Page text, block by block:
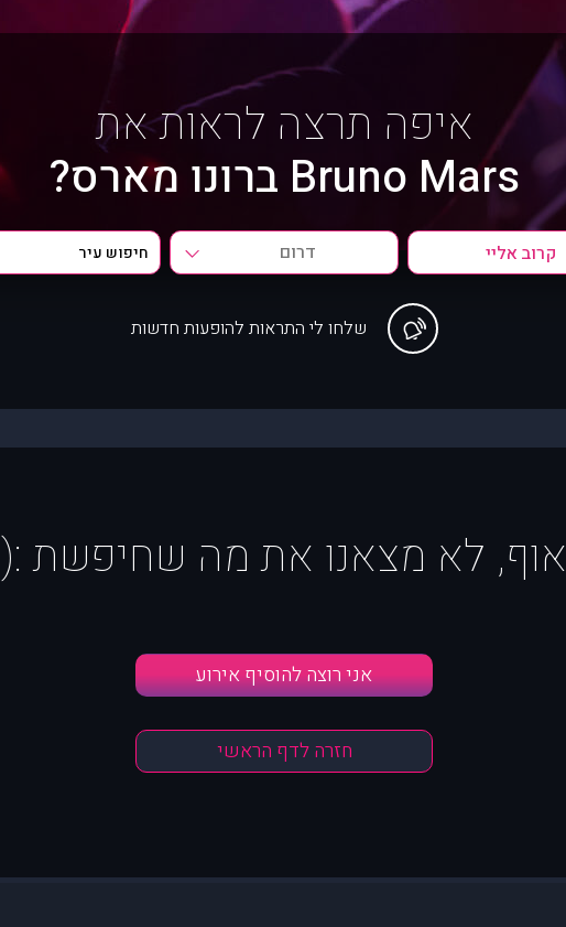
איפה תרצה לראות את
Bruno Mars ברונו מארס?
דרום
שלחו לי התראות להופעות חדשות
אוף, לא מצאנו את מה שחיפשת :(
אני רוצה להוסיף אירוע
חזרה לדף הראשי